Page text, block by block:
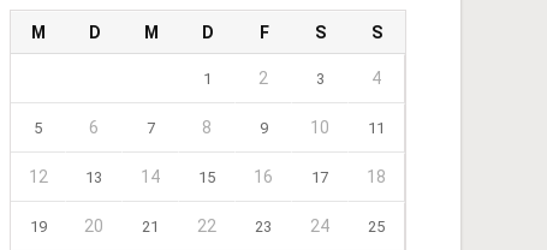
M D M D F S S
1 2 3 4
5 6 7 8 9 10 11
12 13 14 15 16 17 18
19 20 21 22 23 24 25